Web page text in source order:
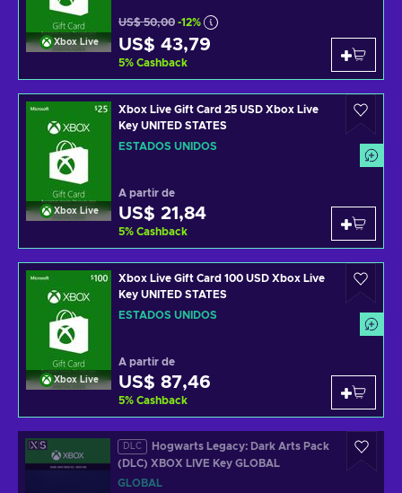
Xbox Live
US$ 50,00 -12%
US$ 43,79
5% Cashback
Xbox Live
Xbox Live Gift Card 25 USD Xbox Live
Key UNITED STATES
ESTADOS UNIDOS
A partir de
US$ 21,84
5% Cashback
Xbox Live
Xbox Live Gift Card 100 USD Xbox Live
Key UNITED STATES
ESTADOS UNIDOS
A partir de
US$ 87,46
5% Cashback
DLC
Hogwarts Legacy: Dark Arts Pack
(DLC) XBOX LIVE Key GLOBAL
GLOBAL